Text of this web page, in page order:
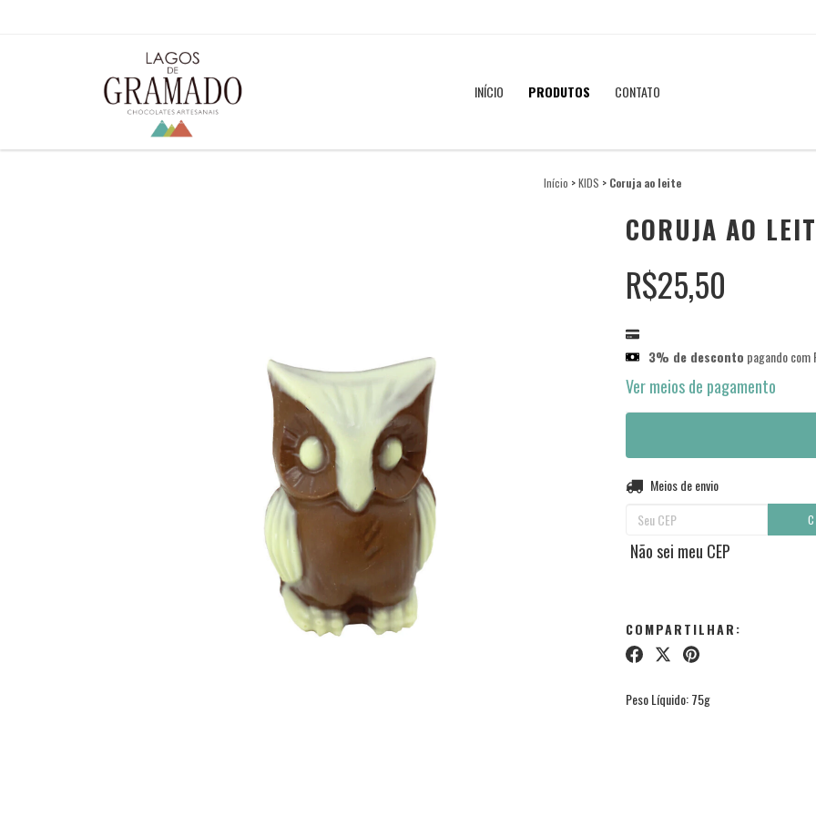
INÍCIO PRODUTOS CONTATO
Início > KIDS > Coruja ao leite
CORUJA AO
R$25,50
3% de desconto pagando com
Ver meios de pagamento
Entregas para o CEP:
Meios de envio
Não sei meu CEP
COMPARTILHAR:
Peso Líquido: 75g